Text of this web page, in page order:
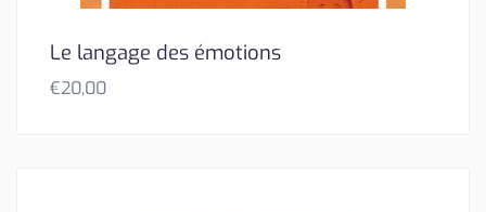
Le langage des émotions
€20,00